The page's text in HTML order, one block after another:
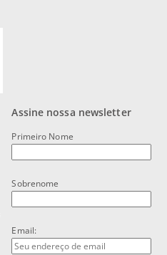
Assine nossa newsletter
Primeiro Nome
Sobrenome
Email: